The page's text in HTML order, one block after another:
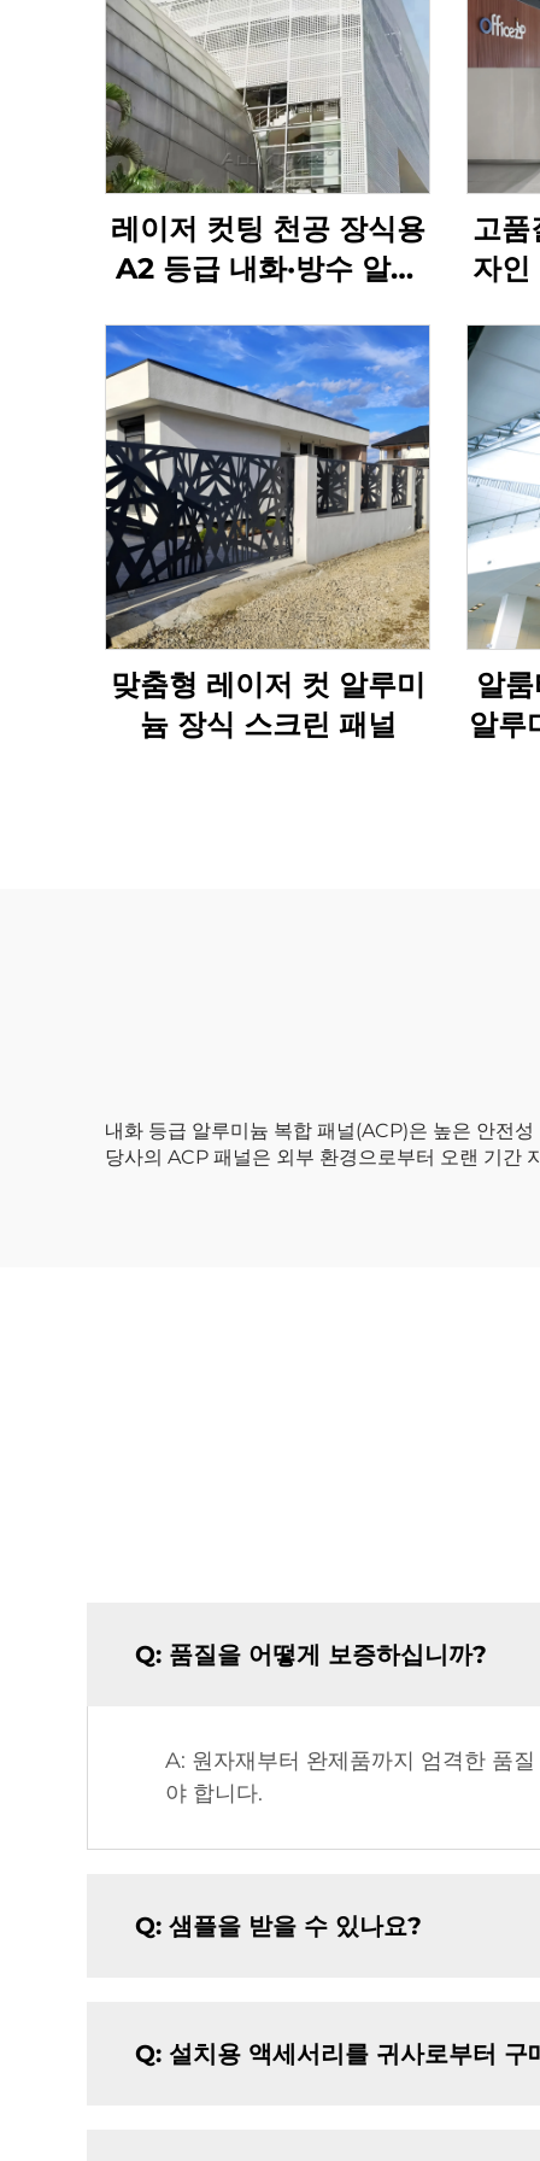
레이저 컷팅 천공 장식용
A2 등급 내화·방수 알루
고품
자인
맞춤형 레이저 컷 알루미
늄 장식 스크린 패널
알
알루
내화 등급 알루미늄 복합 패널(ACP)은 높은 안전
당사의 ACP 패널은 외부 환경으로부터 오랜 기간
Q: 품질을 어떻게 보증하십니까?
A: 원자재부터 완제품까지 엄격한 품
야 합니다.
Q: 샘플을 받을 수 있나요?
Q: 설치용 액세서리를 귀사로부터 구